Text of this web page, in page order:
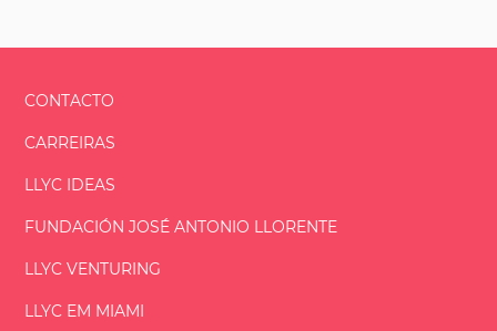
CONTACTO
CARREIRAS
LLYC IDEAS
FUNDACIÓNJOSÉ ANTONIO LLORENTE
LLYC VENTURING
LLYC EM MIAMI